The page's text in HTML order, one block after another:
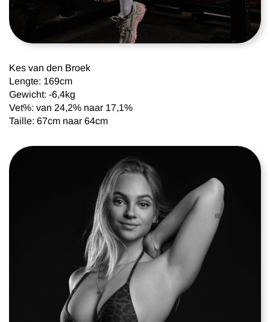
Kes van den Broek
Lengte: 169cm
Gewicht: -6,4kg
Vet%: van 24,2% naar 17,1%
Taille: 67cm naar 64cm